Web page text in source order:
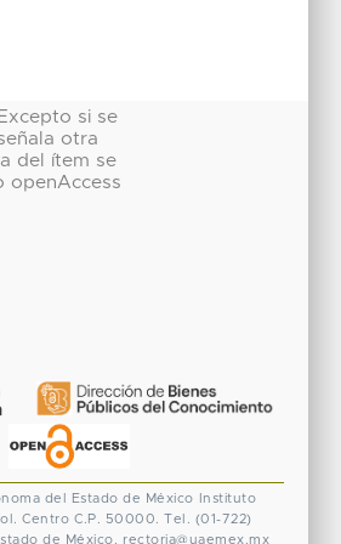
Excepto si se
otra
del ítem se
openAccess
del Estado de México
Instituto
Centro C.P. 50000. Tel. (01-722)
de México. rectoria@uaemex.mx